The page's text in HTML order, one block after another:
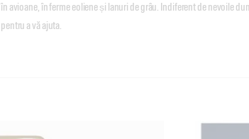
în avioane, în ferme eoliene și lanuri de grâu. Indiferent de nevoile
pentru a vă ajuta.